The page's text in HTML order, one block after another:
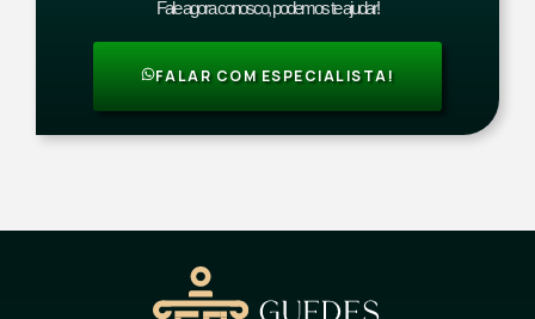
Fale agora conosco, podemos te ajudar!
FALAR COM ESPECIALISTA!